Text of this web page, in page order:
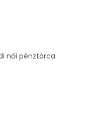
női pénztárca.